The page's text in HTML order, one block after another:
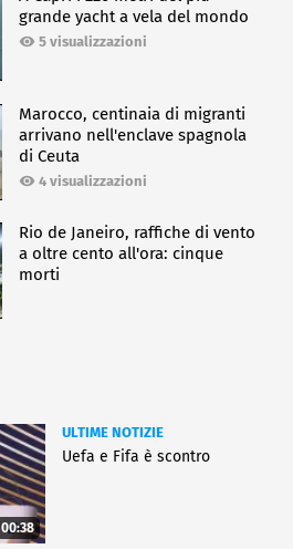
grande yacht a vela del mondo
5 visualizzazioni
Marocco, centinaia di migranti
arrivano nell'enclave spagnola
di Ceuta
4 visualizzazioni
Rio de Janeiro, raffiche di vento
a oltre cento all'ora: cinque
morti
00:38
ULTIME NOTIZIE
Uefa e Fifa è scontro